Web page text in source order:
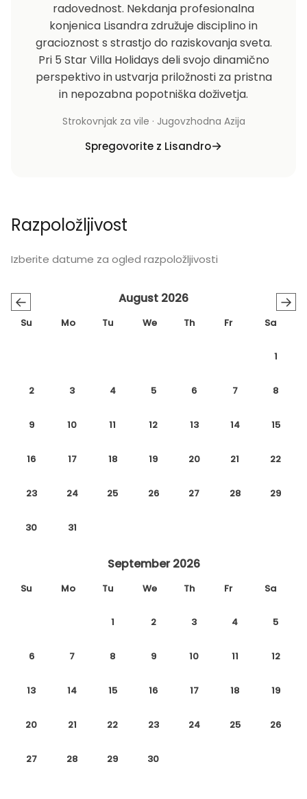
radovednost. Nekdanja profesionalna
konjenica Lisandra združuje disciplino in
gracioznost s strastjo do raziskovanja sveta.
Pri 5 Star Villa Holidays deli svojo dinamično
perspektivo in ustvarja priložnosti za pristna
in nepozabna popotniška doživetja.
Strokovnjak za vile · Jugovzhodna Azija
Spregovorite z Lisandro
Razpoložljivost
Izberite datume za ogled razpoložljivosti
← →
August 2026
Su Mo Tu We Th Fr Sa
1
2 3 4 5 6 7 8
9 10 11 12 13 14 15
16 17 18 19 20 21 22
23 24 25 26 27 28 29
30 31
September 2026
Su Mo Tu We Th Fr Sa
1 2 3 4 5
6 7 8 9 10 11 12
13 14 15 16 17 18 19
20 21 22 23 24 25 26
27 28 29 30